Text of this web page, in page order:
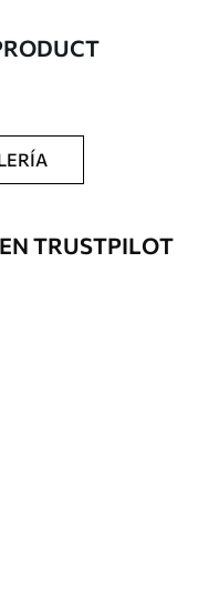
y entregado en
de ancho.
de barniz
TRUSTPILOT